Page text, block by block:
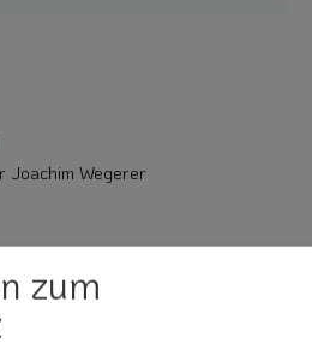
Wegerer
0152 33596733
zum